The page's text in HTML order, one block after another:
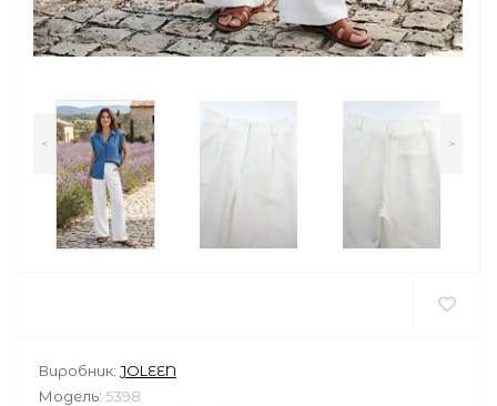
< >
Виробник: JOLEEN
Модель: 5398